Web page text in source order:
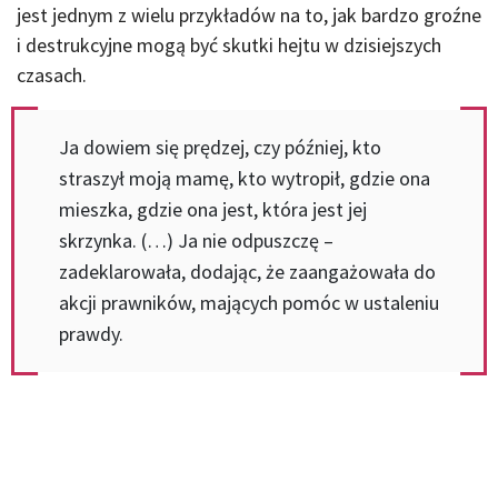
jest jednym z wielu przykładów na to, jak bardzo groźne
i destrukcyjne mogą być skutki hejtu w dzisiejszych
czasach.
Ja dowiem się prędzej, czy później, kto
straszył moją mamę, kto wytropił, gdzie ona
mieszka, gdzie ona jest, która jest jej
skrzynka. (…) Ja nie odpuszczę –
zadeklarowała, dodając, że zaangażowała do
akcji prawników, mających pomóc w ustaleniu
prawdy.